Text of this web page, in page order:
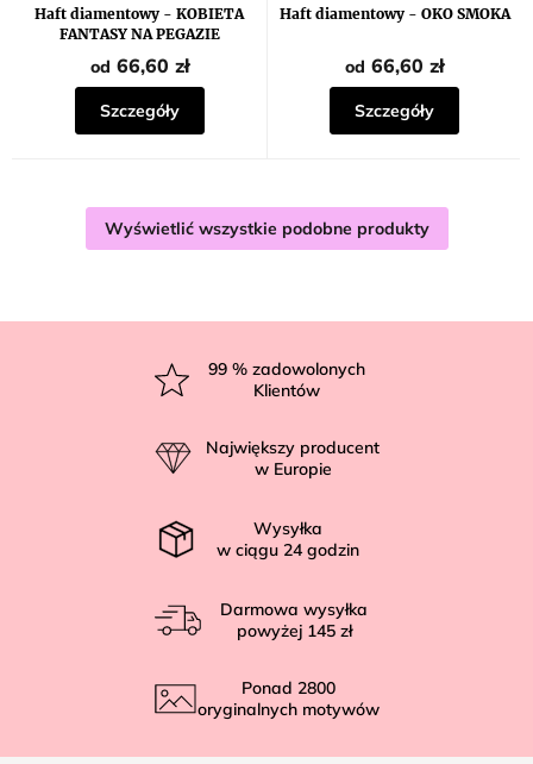
Haft diamentowy - KOBIETA
FANTASY NA PEGAZIE
od 66,60 zł
Szczegóły
Haft diamentowy - OKO SMOKA
od 66,60 zł
Szczegóły
Wyświetlić wszystkie podobne produkty
99 % zadowolonych
Klientów
Największy producent
w Europie
Wysyłka
w ciągu 24 godzin
Darmowa wysyłka
powyżej 145 zł
Ponad 2800
oryginalnych motywów